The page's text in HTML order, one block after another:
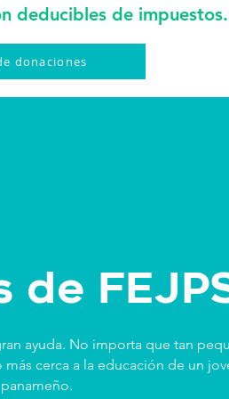
deducibles de impuestos.
donaciones
de
ayuda. No importa que tan
cerca a la educación de un
panameño.